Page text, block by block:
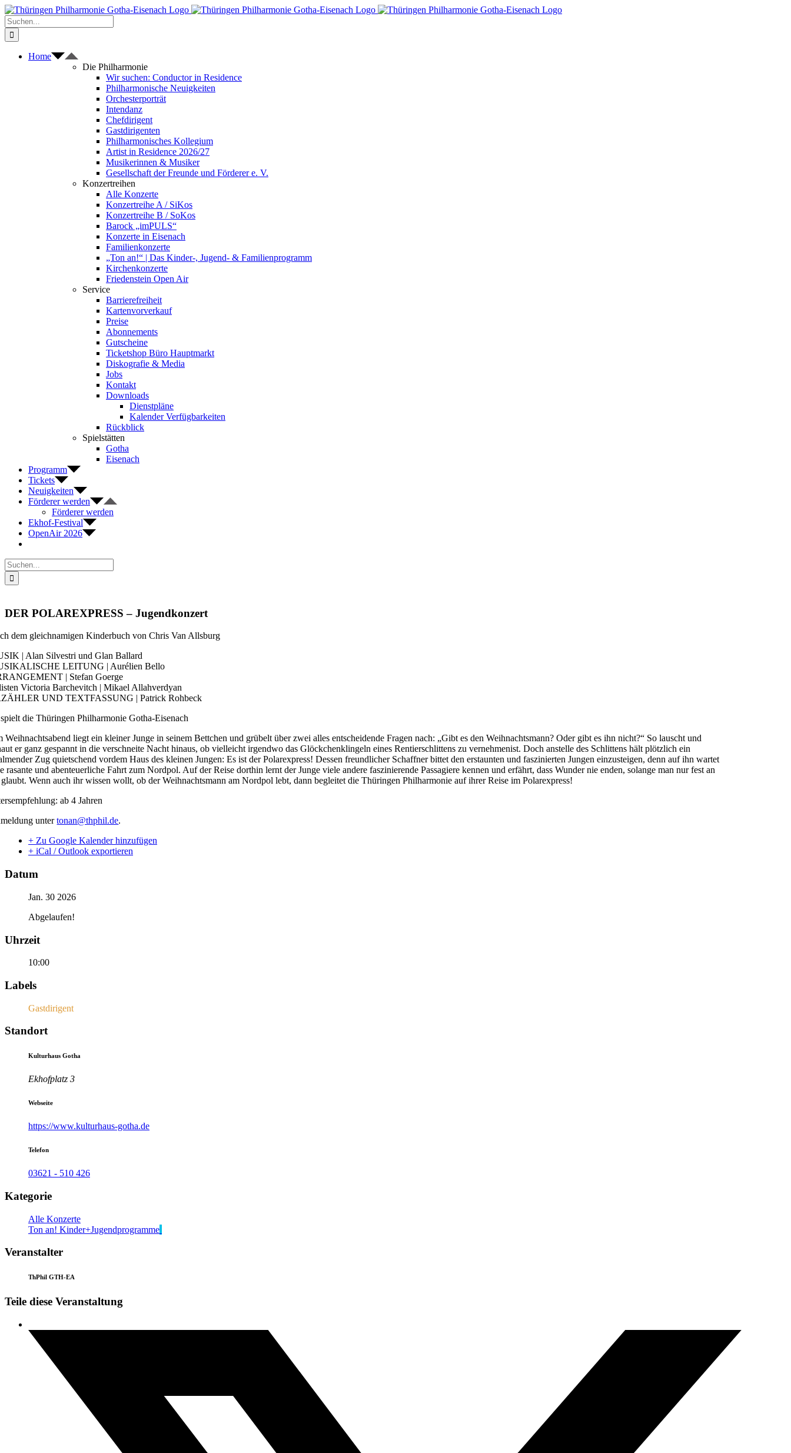
Zum
Inhalt
springen
Suche
nach:
Home
Die Philharmonie
Wir suchen: Conductor in Residence
Philharmonische Neuigkeiten
Orchesterporträt
Intendanz
Chefdirigent
Gastdirigenten
Philharmonisches Kollegium
Artist in Residence 2026/27
Musikerinnen & Musiker
Gesellschaft der Freunde und Förderer e. V.
Konzertreihen
Alle Konzerte
Konzertreihe A / SiKos
Konzertreihe B / SoKos
Barock „imPULS“
Konzerte in Eisenach
Familienkonzerte
„Ton an!“ | Das Kinder-, Jugend- & Familienprogramm
Kirchenkonzerte
Friedenstein Open Air
Service
Barrierefreiheit
Kartenvorverkauf
Preise
Abonnements
Gutscheine
Ticketshop Büro Hauptmarkt
Diskografie & Media
Jobs
Kontakt
Downloads
Dienstpläne
Kalender Verfügbarkeiten
Rückblick
Spielstätten
Gotha
Eisenach
Programm
Tickets
Neuigkeiten
Förderer werden
Förderer werden
Ekhof-Festival
OpenAir 2026
Suche
nach:
DER POLAREXPRESS – Jugendkonzert
dem gleichnamigen Kinderbuch von Chris Van Allsburg
| Alan Silvestri und Glan Ballard
LEITUNG | Aurélien Bello
| Stefan Goerge
Victoria Barchevitch | Mikael Allahverdyan
UND TEXTFASSUNG | Patrick Rohbeck
die Thüringen Philharmonie Gotha-Eisenach
Weihnachtsabend liegt ein kleiner Junge in seinem Bettchen und grübelt über zwei alles entscheidende Fragen nach: „Gibt es den Weihnachtsmann? Oder gibt es ihn nicht?“ So lauscht und
er ganz gespannt in die verschneite Nacht hinaus, ob vielleicht irgendwo das Glöckchenklingeln eines Rentierschlittens zu vernehmenist. Doch anstelle des Schlittens hält plötzlich ein
Zug quietschend vordem Haus des kleinen Jungen: Es ist der Polarexpress! Dessen freundlicher Schaffner bittet den erstaunten und faszinierten Jungen einzusteigen, denn auf ihn wartet
rasante und abenteuerliche Fahrt zum Nordpol. Auf der Reise dorthin lernt der Junge viele andere faszinierende Passagiere kennen und erfährt, dass Wunder nie enden, solange man nur fest an
glaubt. Wenn auch ihr wissen wollt, ob der Weihnachtsmann am Nordpol lebt, dann begleitet die Thüringen Philharmonie auf ihrer Reise im Polarexpress!
ab 4 Jahren
untertonan@thphil.de.
+ Zu Google Kalender hinzufügen
+ iCal / Outlook exportieren
Datum
Jan. 30 2026
Abgelaufen!
Uhrzeit
10:00
Labels
Gastdirigent
Standort
Kulturhaus Gotha
Ekhofplatz 3
Webseite
https://www.kulturhaus-gotha.de
Telefon
03621 - 510 426
Kategorie
Alle Konzerte
Ton an! Kinder+Jugendprogramme
Veranstalter
ThPhil GTH-EA
Teile diese Veranstaltung